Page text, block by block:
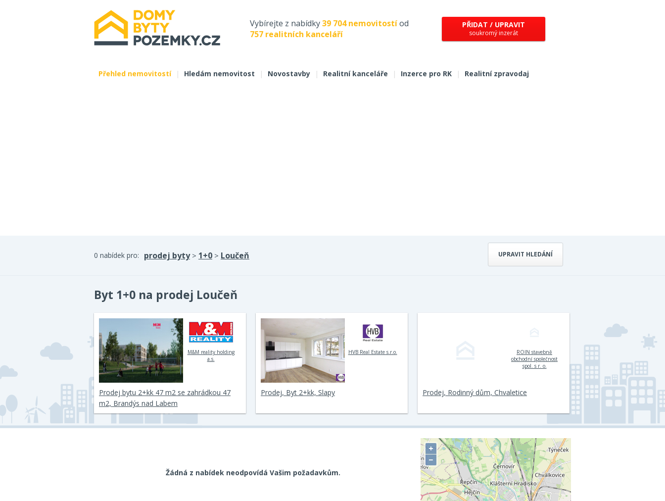
Vybírejte z nabídky39 704 nemovitostíod
757 realitních kanceláří
PŘIDAT / UPRAVIT
soukromý inzerát
Přehled nemovitostí | Hledám nemovitost | Novostavby | Realitní kanceláře | Inzerce pro RK | Realitní zpravodaj
UPRAVIT HLEDÁNÍ
0 nabídek pro: prodej byty> 1+0 > Loučeň
Byt 1+0 na prodej Loučeň
M&M reality holding
a.s.
Prodej bytu 2+kk 47 m2 se zahrádkou 47
m2, Brandýs nad Labem
HVB Real Estate s.r.o.
Prodej, Byt 2+kk, Slapy
ROIN stavebně
obchodní společnost
spol. s r. o.
Prodej, Rodinný dům, Chvaletice
Žádná z nabídek neodpovídá Vašim požadavkům.
+
−